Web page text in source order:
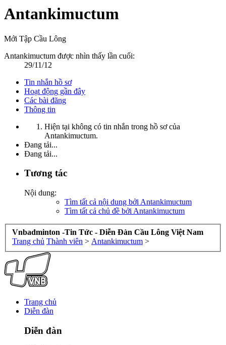
Antankimuctum
Mới Tập Cầu Lông
Antankimuctum được nhìn thấy lần cuối:
29/11/12
Tin nhắn hồ sơ
Hoạt động gần đây
Các bài đăng
Thông tin
Hiện tại không có tin nhắn trong hồ sơ của
Antankimuctum.
Đang tải...
Đang tải...
Tương tác
Nội dung:
Tìm tất cả nội dung bởi Antankimuctum
Tìm tất cả chủ đề bởi Antankimuctum
Vnbadminton -Tin Tức - Diễn Đàn Cầu Lông Việt Nam
Trang chủ Thành viên > Antankimuctum >
Trang chủ
Diễn đàn
Diễn đàn